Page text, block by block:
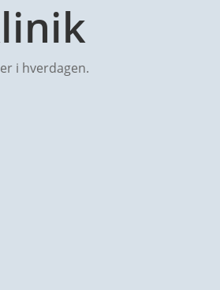
i hverdagen.